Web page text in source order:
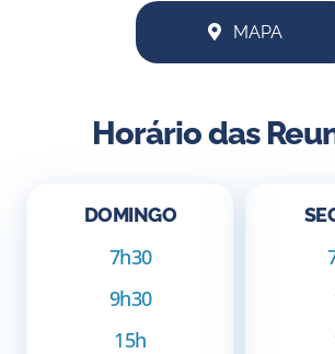
MAPA
Horário das
DOMINGO
7h30
9h30
15h